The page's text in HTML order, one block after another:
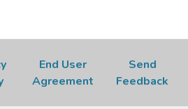
End User
Agreement
Send
Feedback